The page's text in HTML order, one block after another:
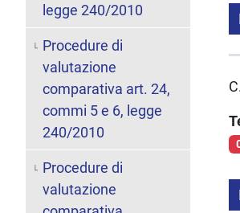
legge 240/2010
Procedure di
valutazione
comparativa art. 24,
commi 5 e 6, legge
240/2010
Procedure di
valutazione